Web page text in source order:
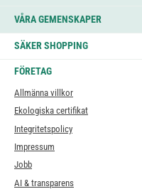
VÅRA GEMENSKAPER
SÄKER SHOPPING
FÖRETAG
Allmänna villkor
Ekologiska certifikat
Integritetspolicy
Impressum
Jobb
AI & transparens